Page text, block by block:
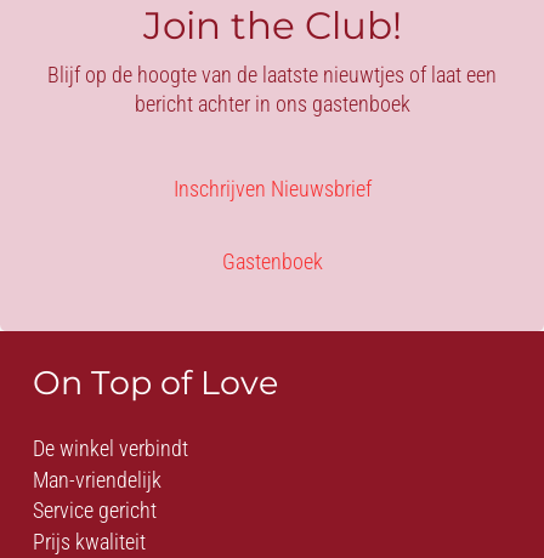
Join the Club!
Blijf op de hoogte van de laatste nieuwtjes of laat een
bericht achter in ons gastenboek
Inschrijven Nieuwsbrief
Gastenboek
On Top of Love
De winkel verbindt
Man-vriendelijk
Service gericht
Prijs kwaliteit